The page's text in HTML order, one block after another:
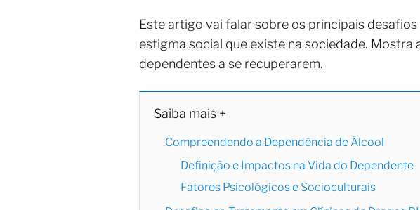
Este artigo vai falar sobre os principais
estigma social que existe na sociedade.
dependentes a se recuperarem.
Saiba mais +
Compreendendo a Dependência de Álcool
Definição e Impactos na Vida do Dependente
Fatores Psicológicos e Socioculturais